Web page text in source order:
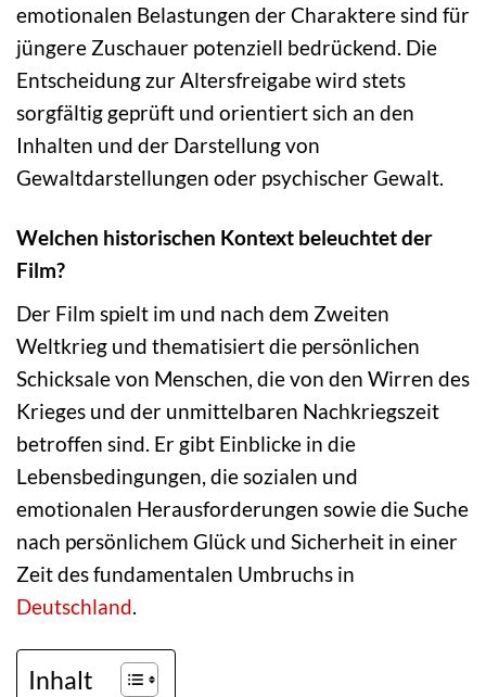
emotionalen Belastungen der Charaktere sind für
jüngere Zuschauer potenziell bedrückend. Die
Entscheidung zur Altersfreigabe wird stets
sorgfältig geprüft und orientiert sich an den
Inhalten und der Darstellung von
Gewaltdarstellungen oder psychischer Gewalt.
Welchen historischen Kontext beleuchtet der
Film?
Der Film spielt im und nach dem Zweiten
Weltkrieg und thematisiert die persönlichen
Schicksale von Menschen, die von den Wirren des
Krieges und der unmittelbaren Nachkriegszeit
betroffen sind. Er gibt Einblicke in die
Lebensbedingungen, die sozialen und
emotionalen Herausforderungen sowie die Suche
nach persönlichem Glück und Sicherheit in einer
Zeit des fundamentalen Umbruchs in
Deutschland
Inhalt